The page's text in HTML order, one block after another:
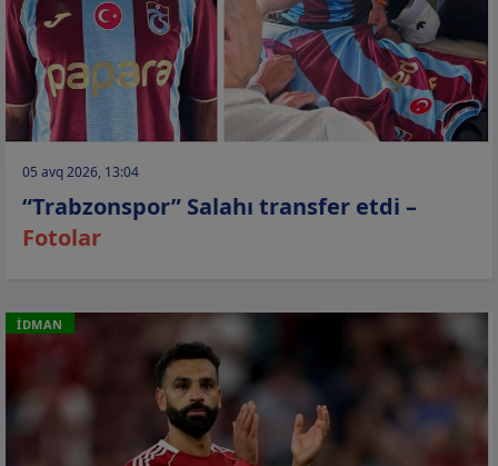
05 avq 2026, 13:04
“Trabzonspor” Salahı transfer etdi –
Fotolar
İDMAN